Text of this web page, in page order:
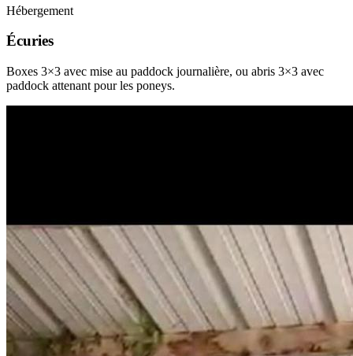
Hébergement
Écuries
Boxes 3×3 avec mise au paddock journalière, ou abris 3×3 avec
paddock attenant pour les poneys.